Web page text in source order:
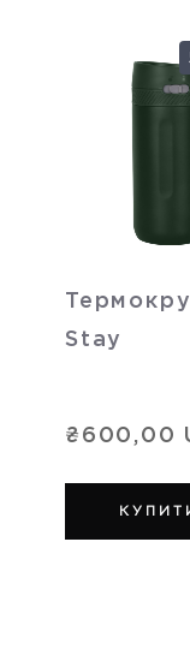
Stay
₴600,00